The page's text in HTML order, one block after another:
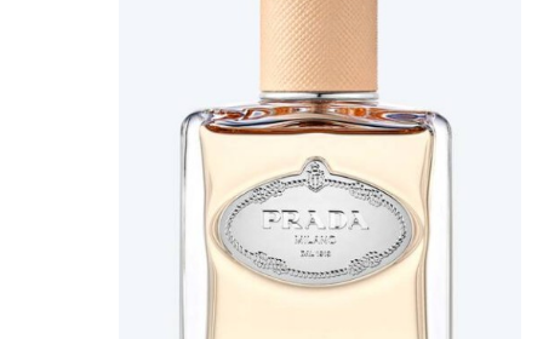
MAKE UP
Base/ Primer Occhi
Palette E Cofanetti Occhi
Palette E Cofanetti Viso
Palette E Cofanetti Labbra
Fondotinta
Cipria
Fard/Blush